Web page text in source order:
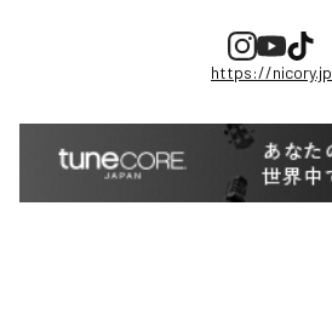
https://nicory.jp